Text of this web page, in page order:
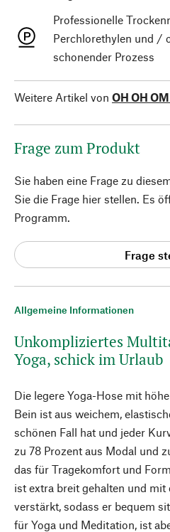
Allgemeine Informationen
Unkompliziertes
Yoga, schick im Urlaub
Die legere Yoga-Hose mit
Bein ist aus weichem,
schönen Fall hat und jeder
zu 78 Prozent aus Modal und
das für Tragekomfort und
ist extra breit gehalten und mit
verstärkt, sodass er bequem
für Yoga und Meditation, ist
Professionelle
Perchlorethylen und /
schonender Prozess
Weitere Artikel von OH OH
Frage zum Produkt
Sie haben eine Frage zu
Sie die Frage hier stellen. Es
Programm.
Frage